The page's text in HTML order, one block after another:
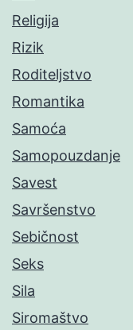
Religija
Rizik
Roditeljstvo
Romantika
Samoća
Samopouzdanje
Savest
Savršenstvo
Sebičnost
Seks
Sila
Siromaštvo